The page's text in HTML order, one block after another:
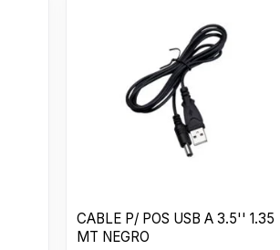
CABLE P/ POS USB A 3.5'' 1.35
MT NEGRO